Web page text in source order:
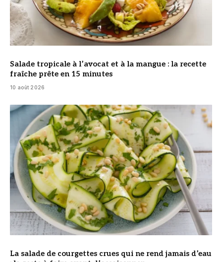
Salade tropicale à l’avocat et à la mangue : la recette
fraîche prête en 15 minutes
10 août 2026
© Photo Minute Du Chef
La salade de courgettes crues qui ne rend jamais d’eau